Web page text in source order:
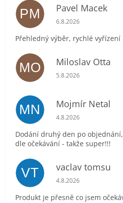
PM Pavel Macek
Hodnocení obchodu
6.8.2026
Přehledný výběr, rychlé vyřízení
MO Miloslav Otta
Hodnocení obchodu
5.8.2026
MN Mojmír Netal
Hodnocení obchodu
4.8.2026
Dodání druhý den po
dle očekávání - takže super!!!
VT vaclav tomsu
Hodnocení obchodu
4.8.2026
Produkt je přesně co jsem